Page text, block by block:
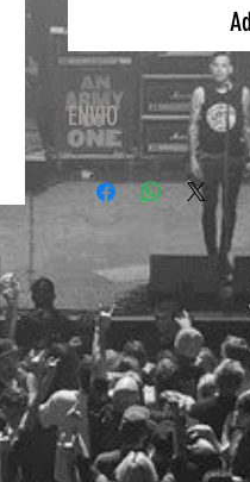
ENVIO
El servicio de
Fedex, sin costo